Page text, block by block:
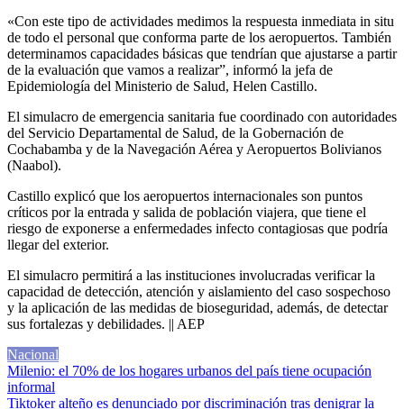
«Con este tipo de actividades medimos la respuesta inmediata in situ
de todo el personal que conforma parte de los aeropuertos. También
determinamos capacidades básicas que tendrían que ajustarse a partir
de la evaluación que vamos a realizar”, informó la jefa de
Epidemiología del Ministerio de Salud, Helen Castillo.
El simulacro de emergencia sanitaria fue coordinado con autoridades
del Servicio Departamental de Salud, de la Gobernación de
Cochabamba y de la Navegación Aérea y Aeropuertos Bolivianos
(Naabol).
Castillo explicó que los aeropuertos internacionales son puntos
críticos por la entrada y salida de población viajera, que tiene el
riesgo de exponerse a enfermedades infecto contagiosas que podría
llegar del exterior.
El simulacro permitirá a las instituciones involucradas verificar la
capacidad de detección, atención y aislamiento del caso sospechoso
y la aplicación de las medidas de bioseguridad, además, de detectar
sus fortalezas y debilidades. || AEP
Nacional
Navegación
de
Milenio: el 70% de los hogares urbanos del país tiene ocupación
informal
Tiktoker alteño es denunciado por discriminación tras denigrar la